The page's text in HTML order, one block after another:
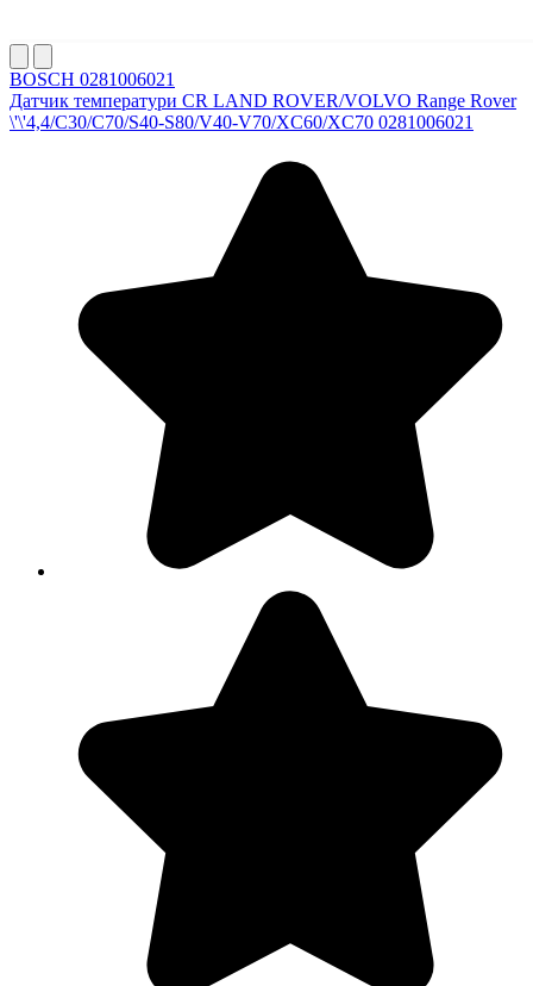
BOSCH 0281006021
Датчик температури CR LAND ROVER/VOLVO Range Rover
\'\'4,4/C30/C70/S40-S80/V40-V70/XC60/XC70 0281006021